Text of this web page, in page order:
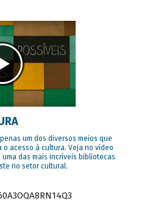
um dos diversos meios que
o acesso à cultura. Veja no vídeo
das mais incríveis bibliotecas
no setor cultural.